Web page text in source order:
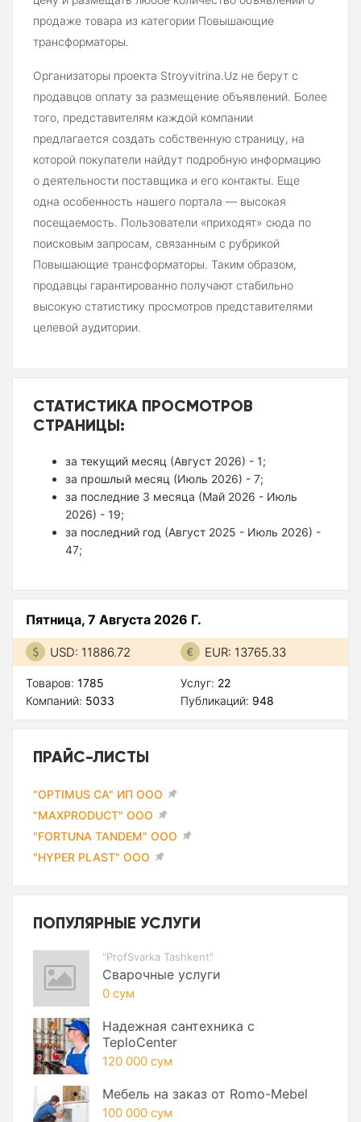
продаже товара из категории Повышающие
трансформаторы.
Организаторы проекта Stroyvitrina.Uz не берут с
продавцов оплату за размещение объявлений. Более
того, представителям каждой компании
предлагается создать собственную страницу, на
которой покупатели найдут подробную информацию
о деятельности поставщика и его контакты. Еще
одна особенность нашего портала — высокая
посещаемость. Пользователи «приходят» сюда по
поисковым запросам, связанным с рубрикой
Повышающие трансформаторы. Таким образом,
продавцы гарантированно получают стабильно
высокую статистику просмотров представителями
целевой аудитории.
СТАТИСТИКА ПРОСМОТРОВ
СТРАНИЦЫ:
за текущий месяц (Август 2026) - 1;
за прошлый месяц (Июль 2026) - 7;
за последние 3 месяца (Май 2026 - Июль
2026) - 19;
за последний год (Август 2025 - Июль 2026) -
47;
Пятница, 7 Августа 2026 Г.
USD: 11886.72 EUR: 13765.33
Товаров: 1785
Компаний: 5033
Услуг: 22
Публикаций: 948
ПРАЙС-ЛИСТЫ
"OPTIMUS CA" ИП ООО
"MAXPRODUCT" ООО
"FORTUNA TANDEM" ООО
"HYPER PLAST" ООО
ПОПУЛЯРНЫЕ УСЛУГИ
"ProfSvarka Tashkent"
Сварочные услуги
0 сум
Надежная сантехника с
TeploCenter
120 000 сум
Мебель на заказ от Romo-Mebel
100 000 сум